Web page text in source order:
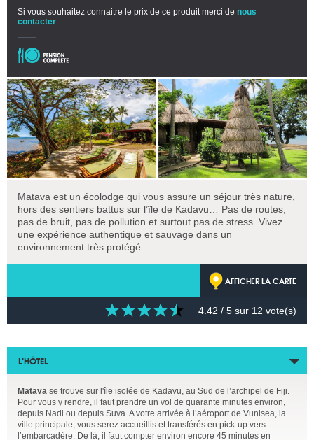
Si vous souhaitez connaitre le prix de ce produit merci de nous
contacter
Matava est un écolodge qui vous assure un séjour très nature,
hors des sentiers battus sur l’île de Kadavu… Pas de routes,
pas de bruit, pas de pollution et surtout pas de stress. Vivez
une expérience authentique et sauvage dans un
environnement très protégé.
AFFICHER LA CARTE
4.42 / 5 sur 12 vote(s)
L’HÔTEL
Matava se trouve sur l'île isolée de Kadavu, au Sud de l’archipel de Fiji.
Pour vous y rendre, il faut prendre un vol de quarante minutes environ,
depuis Nadi ou depuis Suva. A votre arrivée à l’aéroport de Vunisea, la
ville principale, vous serez accueillis et transférés en pick-up vers
l’embarcadère. De là, il faut compter environ encore 45 minutes en